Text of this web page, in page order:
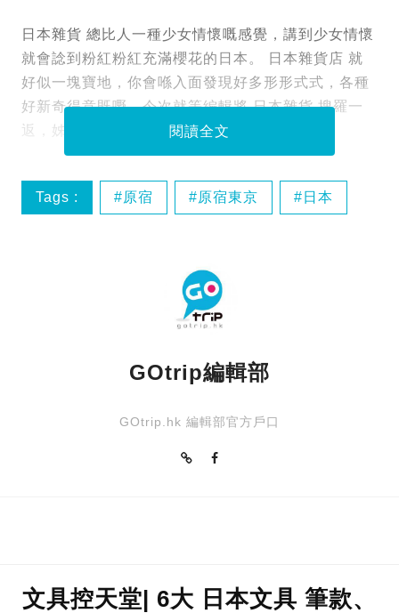
日本雜貨 總比人一種少女情懷嘅感覺，講到少女情懷
就會諗到粉紅粉紅充滿櫻花的日本。 日本雜貨店 就
好似一塊寶地，你會喺入面發現好多形形式式，各種
好新奇得意既嘢。今次就等編輯將 日本雜貨 搜羅一
返，姊妹們一次過去到飽啦！
閱讀全文
Tags : 原宿 原宿東京 日本
GOtrip編輯部
GOtrip.hk 編輯部官方戶口
文具控天堂| 6大 日本文具 筆款、